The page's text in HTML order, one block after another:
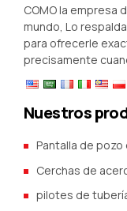
COMO la empresa
mundo, Lo
para ofrecerle
precisamente
Nuestros
Pantalla de pozo
Cerchas de
pilotes de